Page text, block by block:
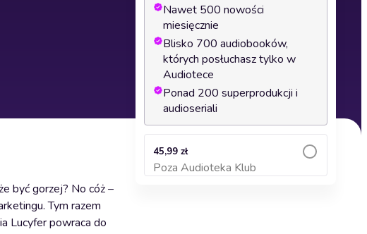
być gorzej? No cóż –
Tym razem
Lucyfer powraca do
Nawet 500 nowości
miesięcznie
Blisko 700 audiobooków,
których posłuchasz tylko w
Audiotece
Ponad 200 superprodukcji i
audioseriali
45,99 zł
Poza Audioteka Klub
Dodaj do koszyka